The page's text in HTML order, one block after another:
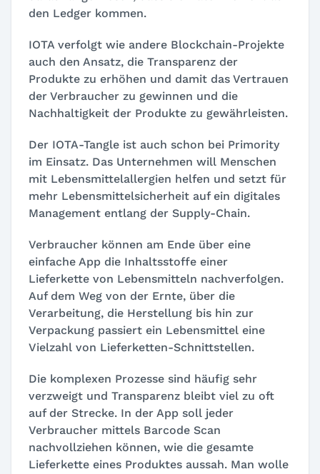
den Ledger kommen.
IOTA verfolgt wie andere Blockchain-Projekte
auch den Ansatz, die Transparenz der
Produkte zu erhöhen und damit das Vertrauen
der Verbraucher zu gewinnen und die
Nachhaltigkeit der Produkte zu gewährleisten.
Der IOTA-Tangle ist auch schon bei Primority
im Einsatz. Das Unternehmen will Menschen
mit Lebensmittelallergien helfen und setzt für
mehr Lebensmittelsicherheit auf ein digitales
Management entlang der Supply-Chain.
Verbraucher können am Ende über eine
einfache App die Inhaltsstoffe einer
Lieferkette von Lebensmitteln nachverfolgen.
Auf dem Weg von der Ernte, über die
Verarbeitung, die Herstellung bis hin zur
Verpackung passiert ein Lebensmittel eine
Vielzahl von Lieferketten-Schnittstellen.
Die komplexen Prozesse sind häufig sehr
verzweigt und Transparenz bleibt viel zu oft
auf der Strecke. In der App soll jeder
Verbraucher mittels Barcode Scan
nachvollziehen können, wie die gesamte
Lieferkette eines Produktes aussah. Man wolle